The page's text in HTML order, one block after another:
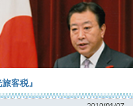
客税』